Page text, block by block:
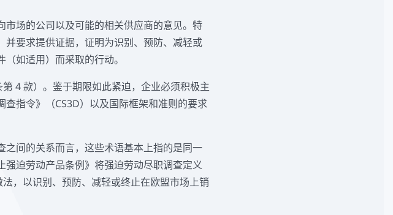
场的公司以及可能的相关供应商的意见。特
要求提供证据，证明为识别、预防、减轻或
如适用）而采取的行动。
4 款）。鉴于期限如此紧迫，企业必须积极主
指令》（CS3D）以及国际框架和准则的要求
间的关系而言，这些术语基本上指的是同一
迫劳动产品条例》将强迫劳动尽职调查定义
，以识别、预防、减轻或终止在欧盟市场上销